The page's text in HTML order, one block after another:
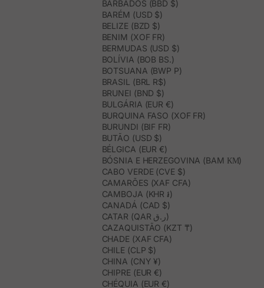
BARBADOS (BBD $)
BARÉM (USD $)
BELIZE (BZD $)
BENIM (XOF FR)
BERMUDAS (USD $)
BOLÍVIA (BOB BS.)
BOTSUANA (BWP P)
BRASIL (BRL R$)
BRUNEI (BND $)
BULGÁRIA (EUR €)
BURQUINA FASO (XOF FR)
BURUNDI (BIF FR)
BUTÃO (USD $)
BÉLGICA (EUR €)
BÓSNIA E HERZEGOVINA (BAM КМ)
CABO VERDE (CVE $)
CAMARÕES (XAF CFA)
CAMBOJA (KHR ៛)
CANADÁ (CAD $)
CATAR (QAR ر.ق)
CAZAQUISTÃO (KZT ₸)
CHADE (XAF CFA)
CHILE (CLP $)
CHINA (CNY ¥)
CHIPRE (EUR €)
CHÉQUIA (EUR €)